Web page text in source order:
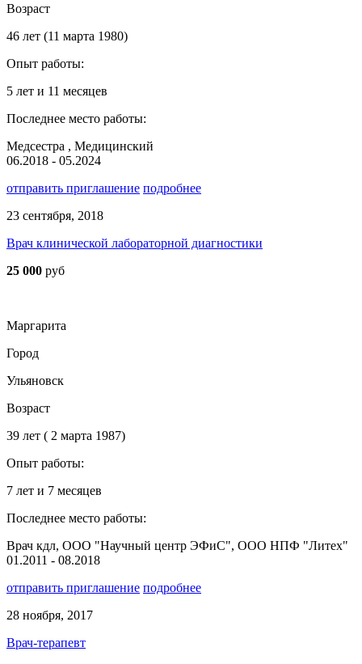
Возраст
46 лет (11 марта 1980)
Опыт работы:
5 лет и 11 месяцев
Последнее место работы:
Медсестра , Медицинский
06.2018 - 05.2024
отправить приглашение подробнее
23 сентября, 2018
Врач клинической лабораторной диагностики
25 000 руб
Маргарита
Город
Ульяновск
Возраст
39 лет ( 2 марта 1987)
Опыт работы:
7 лет и 7 месяцев
Последнее место работы:
Врач кдл, ООО "Научный центр ЭФиС", ООО НПФ "Литех"
01.2011 - 08.2018
отправить приглашение подробнее
28 ноября, 2017
Врач-терапевт